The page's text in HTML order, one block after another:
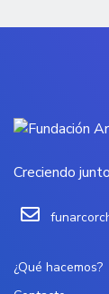
Creciendo
¿Qué hacemos?